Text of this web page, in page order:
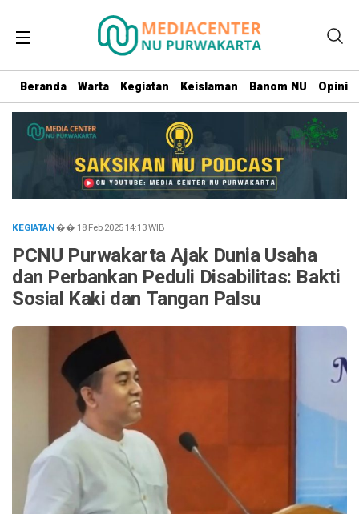
Beranda Warta Kegiatan Keislaman Banom NU Opini
KEGIATAN�� 18 Feb 202514:13WIB
PCNU Purwakarta Ajak Dunia Usaha
dan Perbankan Peduli Disabilitas: Bakti
Sosial Kaki dan Tangan Palsu